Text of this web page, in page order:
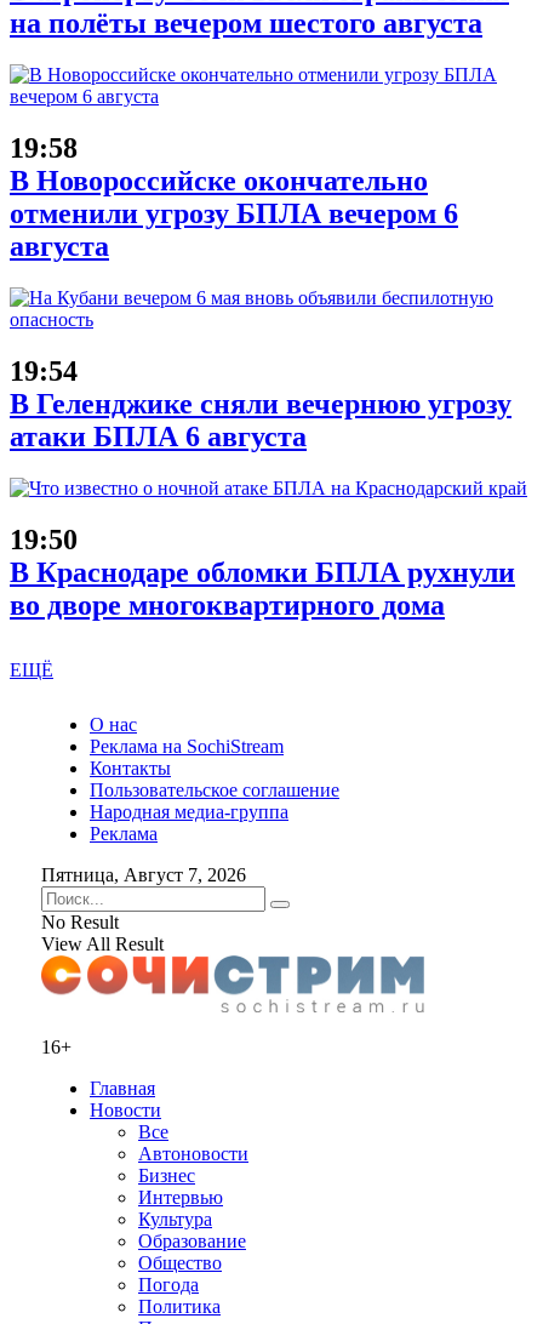
на полёты вечером шестого августа
19:58
В Новороссийске окончательно
отменили угрозу БПЛА вечером 6
августа
19:54
В Геленджике сняли вечернюю угрозу
атаки БПЛА 6 августа
19:50
В Краснодаре обломки БПЛА рухнули
во дворе многоквартирного дома
ЕЩЁ
О нас
Реклама на SochiStream
Контакты
Пользовательское соглашение
Народная медиа-группа
Реклама
Пятница, Август 7, 2026
No Result
View All Result
16+
Главная
Новости
Все
Автоновости
Бизнес
Интервью
Культура
Образование
Общество
Погода
Политика